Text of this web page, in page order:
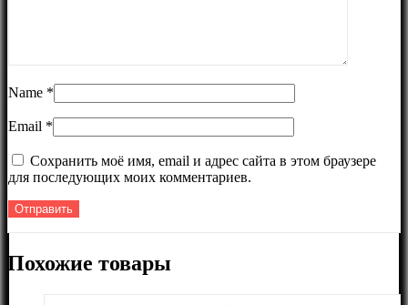
Name *
Email *
Сохранить моё имя, email и адрес сайта в этом браузере
для последующих моих комментариев.
Похожие товары